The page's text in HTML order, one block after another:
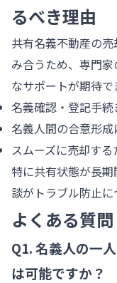
るべき理由
共有名義不動産の
み合うため、専門
なサポートが期待で
名義確認・登記手
名義人間の合意形
スムーズに売却す
特に共有状態が長
談がトラブル防止に
よくある質問
Q1. 名義人の一
は可能ですか？